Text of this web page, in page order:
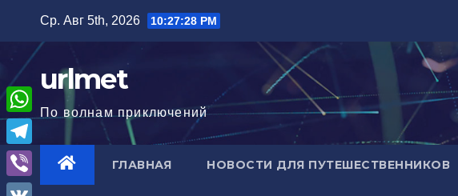
содержимому
Ср. Авг 5th, 2026 10:27:30 PM
urlmet
По волнам приключений
ГЛАВНАЯ НОВОСТИ ДЛЯ ПУТЕШЕСТВЕННИКОВ
W
h
a
T
e
V